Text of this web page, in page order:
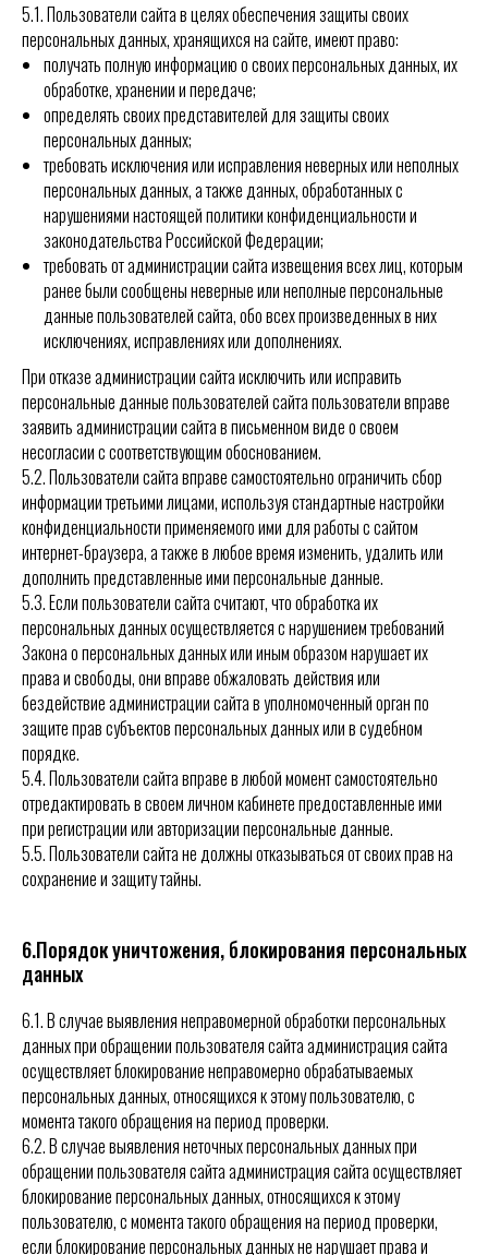
5.1. Пользователи сайта в целях обеспечения защиты своих
персональных данных, хранящихся на сайте, имеют право:
получать полную информацию о своих персональных данных, их
обработке, хранении и передаче;
определять своих представителей для защиты своих
персональных данных;
требовать исключения или исправления неверных или неполных
персональных данных, а также данных, обработанных с
нарушениями настоящей политики конфиденциальности и
законодательства Российской Федерации;
требовать от администрации сайта извещения всех лиц, которым
ранее были сообщены неверные или неполные персональные
данные пользователей сайта, обо всех произведенных в них
исключениях, исправлениях или дополнениях.
При отказе администрации сайта исключить или исправить
персональные данные пользователей сайта пользователи вправе
заявить администрации сайта в письменном виде о своем
несогласии с соответствующим обоснованием.
5.2. Пользователи сайта вправе самостоятельно ограничить сбор
информации третьими лицами, используя стандартные настройки
конфиденциальности применяемого ими для работы с сайтом
интернет-браузера, а также в любое время изменить, удалить или
дополнить представленные ими персональные данные.
5.3. Если пользователи сайта считают, что обработка их
персональных данных осуществляется с нарушением требований
Законао персональных данных или иным образом нарушает их
права и свободы, они вправе обжаловать действия или
бездействие администрации сайта в уполномоченный орган по
защите прав субъектов персональных данных или в судебном
порядке.
5.4. Пользователи сайта вправе в любой момент самостоятельно
отредактировать в своем личном кабинете предоставленные ими
при регистрации или авторизации персональные данные.
5.5. Пользователи сайта не должны отказываться от своих прав на
сохранение и защиту тайны.
6.Порядок уничтожения, блокирования персональных
данных
6.1. В случае выявления неправомерной обработки персональных
данных при обращении пользователя сайта администрация сайта
осуществляет блокирование неправомерно обрабатываемых
персональных данных, относящихся к этому пользователю, с
момента такого обращения на период проверки.
6.2. В случае выявления неточных персональных данных при
обращении пользователя сайта администрация сайта осуществляет
блокирование персональных данных, относящихся к этому
пользователю, с момента такого обращения на период проверки,
если блокирование персональных данных не нарушает права и